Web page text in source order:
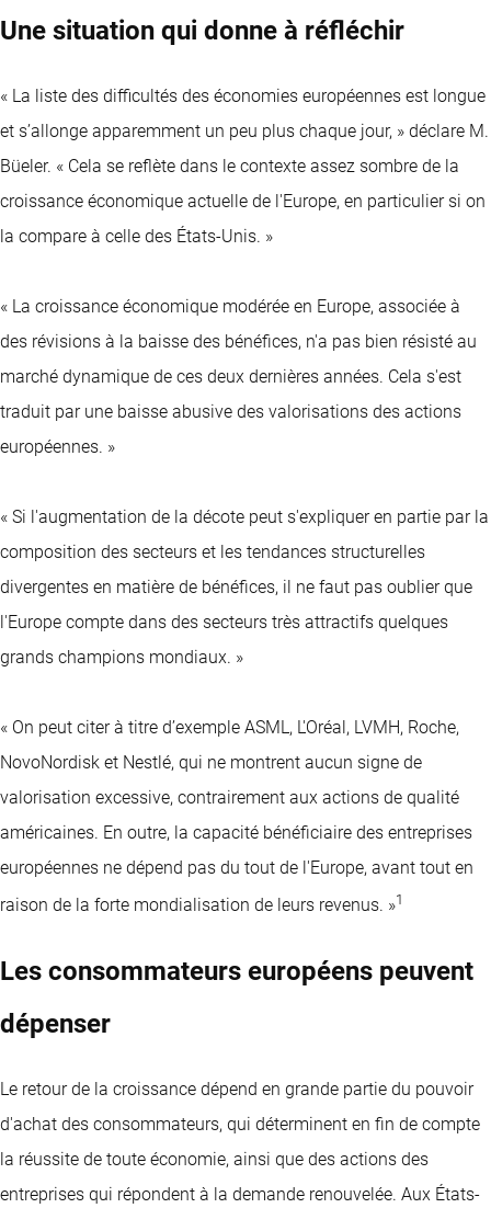
Une situation qui donne à réfléchir
« La liste des difficultés des économies européennes est longue
et s’allonge apparemment un peu plus chaque jour, » déclare M.
Büeler. « Cela se reflète dans le contexte assez sombre de la
croissance économique actuelle de l'Europe, en particulier si on
la compare à celle des États-Unis. »
« La croissance économique modérée en Europe, associée à
des révisions à la baisse des bénéfices, n'a pas bien résisté au
marché dynamique de ces deux dernières années. Cela s'est
traduit par une baisse abusive des valorisations des actions
européennes. »
« Si l'augmentation de la décote peut s'expliquer en partie par la
composition des secteurs et les tendances structurelles
divergentes en matière de bénéfices, il ne faut pas oublier que
l'Europe compte dans des secteurs très attractifs quelques
grands champions mondiaux. »
« On peut citer à titre d’exemple ASML, L'Oréal, LVMH, Roche,
NovoNordisk et Nestlé, qui ne montrent aucun signe de
valorisation excessive, contrairement aux actions de qualité
américaines. En outre, la capacité bénéficiaire des entreprises
européennes ne dépend pas du tout de l'Europe, avant tout en
raison de la forte mondialisation de leurs revenus. »1
Les consommateurs européens peuvent
dépenser
Le retour de la croissance dépend en grande partie du pouvoir
d'achat des consommateurs, qui déterminent en fin de compte
la réussite de toute économie, ainsi que des actions des
entreprises qui répondent à la demande renouvelée. Aux États-